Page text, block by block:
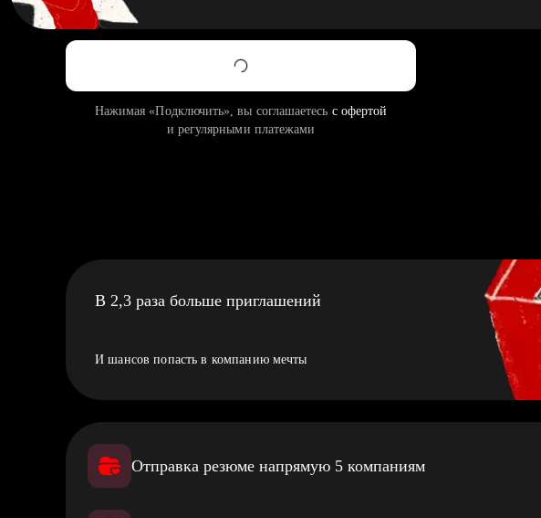
Нажимая «Подключить», вы соглашаетесь с офертой
и регулярными платежами
В 2,3 раза больше приглашений
И шансов попасть в компанию мечты
Отправка резюме напрямую 5 компаниям